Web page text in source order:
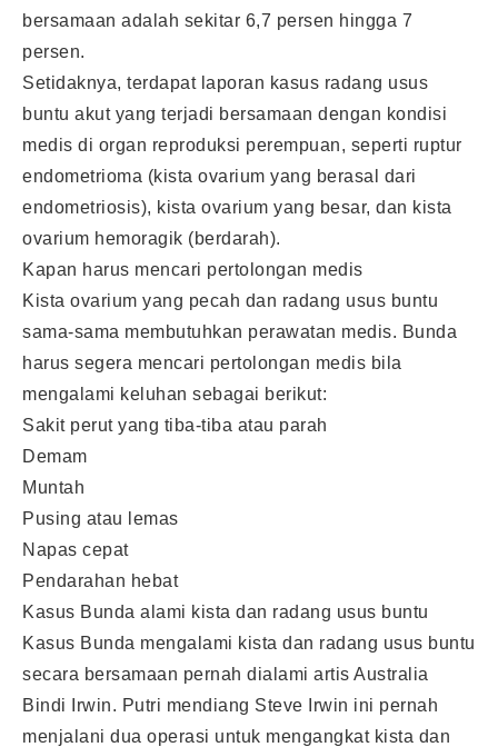
bersamaan adalah sekitar 6,7 persen hingga 7
persen.
Setidaknya, terdapat laporan kasus radang usus
buntu akut yang terjadi bersamaan dengan kondisi
medis di organ reproduksi perempuan, seperti ruptur
endometrioma (kista ovarium yang berasal dari
endometriosis), kista ovarium yang besar, dan kista
ovarium hemoragik (berdarah).
Kapan harus mencari pertolongan medis
Kista ovarium yang pecah dan radang usus buntu
sama-sama membutuhkan perawatan medis. Bunda
harus segera mencari pertolongan medis bila
mengalami keluhan sebagai berikut:
Sakit perut yang tiba-tiba atau parah
Demam
Muntah
Pusing atau lemas
Napas cepat
Pendarahan hebat
Kasus Bunda alami kista dan radang usus buntu
Kasus Bunda mengalami kista dan radang usus buntu
secara bersamaan pernah dialami artis Australia
Bindi Irwin. Putri mendiang Steve Irwin ini pernah
menjalani dua operasi untuk mengangkat kista dan